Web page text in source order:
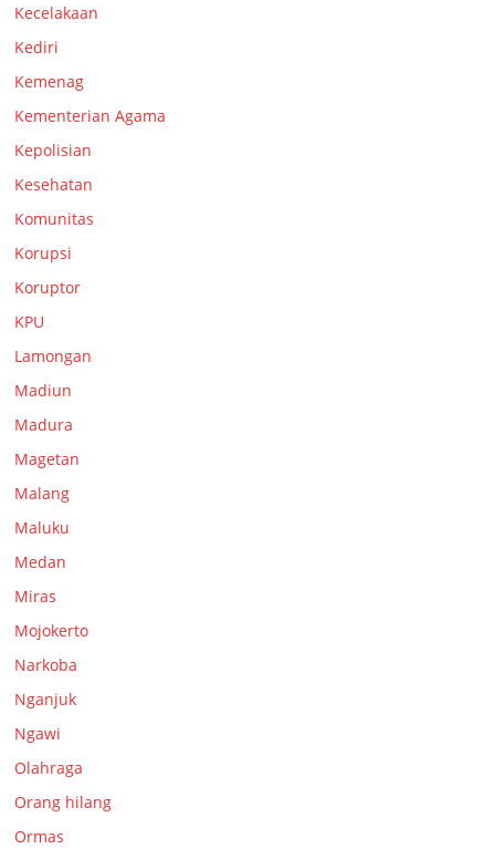
Kecelakaan
Kediri
Kemenag
Kementerian Agama
Kepolisian
Kesehatan
Komunitas
Korupsi
Koruptor
KPU
Lamongan
Madiun
Madura
Magetan
Malang
Maluku
Medan
Miras
Mojokerto
Narkoba
Nganjuk
Ngawi
Olahraga
Orang hilang
Ormas